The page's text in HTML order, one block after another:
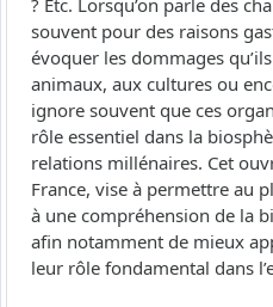
? Etc. Lorsqu’on parle des
souvent pour des raisons
évoquer les dommages
animaux, aux cultures ou
ignore souvent que ces
rôle essentiel dans la
relations millénaires. Cet
France, vise à permettre au
à une compréhension de la
afin notamment de mieux
leur rôle fondamental dans